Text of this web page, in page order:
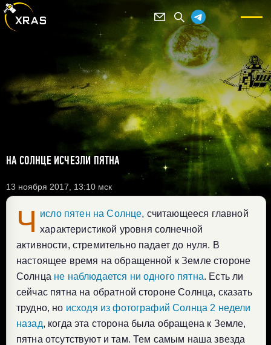
НА СОЛНЦЕ ИСЧЕЗЛИ ПЯТНА
13 ноября 2017, 13:10 мск
Ч исло пятен на Солнце, считающееся главной
характеристикой уровня солнечной
активности, стремительно падает до нуля. В
настоящее время на обращенной к Земле стороне
Солнца не наблюдается ни одного пятна. Есть ли
сейчас пятна на обратной стороне Солнца, сказать
трудно, но исходя из фотографий Солнца 2 недели
назад, когда эта сторона была обращена к Земле,
пятна отсутствуют и там. Тем самым наша звезда